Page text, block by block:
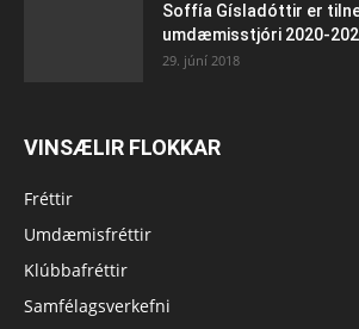
Soffía Gísladóttir er
umdæmisstjóri 2020-
29. júní 2018
VINSÆLIR FLOKKAR
Fréttir
Umdæmisfréttir
Klúbbafréttir
Samfélagsverkefni